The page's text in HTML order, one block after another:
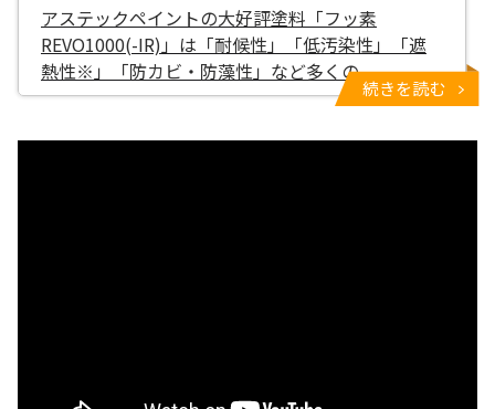
アステックペイントの大好評塗料「フッ素
REVO1000(-IR)」は「耐候性」「低汚染性」「遮
熱性※」「防カビ・防藻性」など多くの
続きを読む